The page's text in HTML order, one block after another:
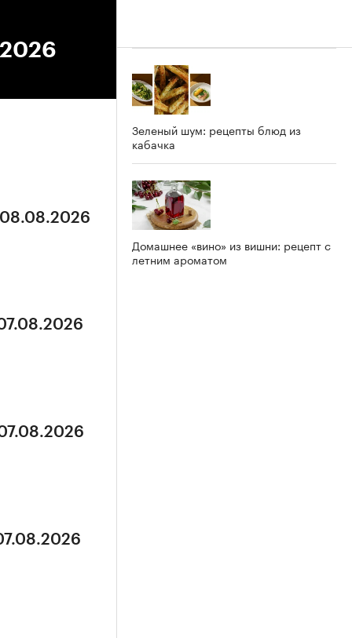
08.08.2026
Зеленый шум: рецепты блюд из
кабачка
Домашнее «вино» из вишни: рецепт с
летним ароматом